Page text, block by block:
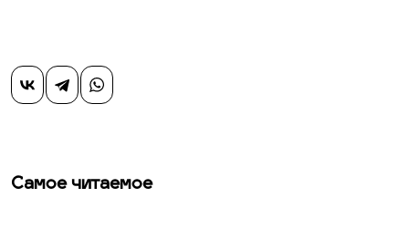
Самое читаемое